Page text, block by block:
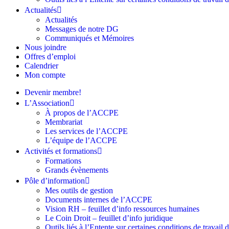
Actualités
Actualités
Messages de notre DG
Communiqués et Mémoires
Nous joindre
Offres d’emploi
Calendrier
Mon compte
Devenir membre!
L’Association
À propos de l’ACCPE
Membrariat
Les services de l’ACCPE
L’équipe de l’ACCPE
Activités et formations
Formations
Grands évènements
Pôle d’information
Mes outils de gestion
Documents internes de l’ACCPE
Vision RH – feuillet d’info ressources humaines
Le Coin Droit – feuillet d’info juridique
Outils liés à l’Entente sur certaines conditions de travail